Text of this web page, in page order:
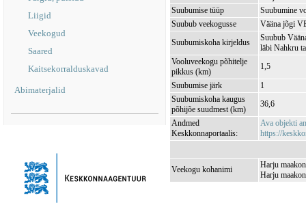
Liigid
Veekogud
Saared
Kaitsekorralduskavad
Abimaterjalid
Suubumise tüüp
Suubumine
Suubub veekogusse
Vääna jõgi
Suubumiskoha kirjeldus
Suubub
läbi Nahkru
Vooluveekogu põhitelje
pikkus (km)
1,5
Suubumise järk
1
Suubumiskoha kaugus
põhijõe suudmest (km)
36,6
Andmed
Keskkonnaportaalis:
Ava objekti
https://
Veekogu kohanimi
Harju
Harju